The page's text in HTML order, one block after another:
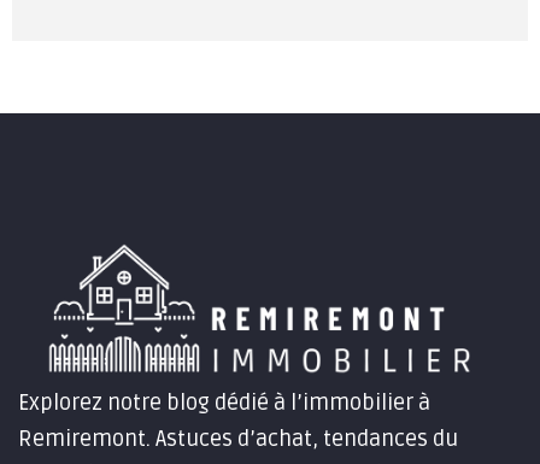
Explorez notre blog dédié à l’immobilier à
Remiremont. Astuces d’achat, tendances du